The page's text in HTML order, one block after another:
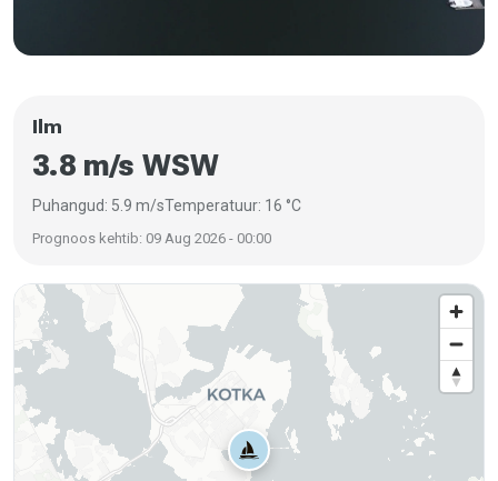
Ilm
3.8 m/s WSW
Puhangud: 5.9 m/sTemperatuur: 16 °C
Prognoos kehtib: 09 Aug 2026 - 00:00